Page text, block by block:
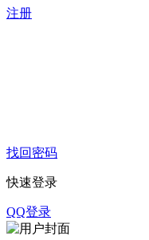
注册
找回密码
快速登录
QQ登录